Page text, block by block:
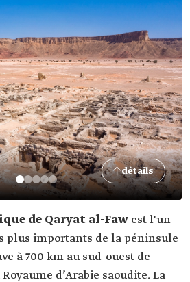
détails
de Qaryat al-Faw est l'un
plus importants de la péninsule
à 700 km au sud-ouest de
d’Arabie saoudite. La